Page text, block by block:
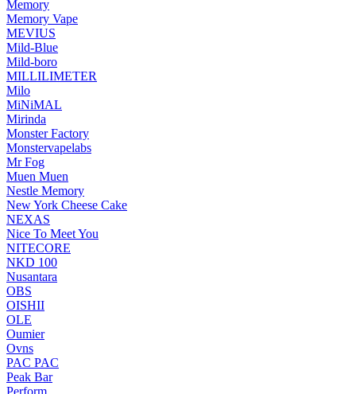
Memory
Memory Vape
MEVIUS
Mild-Blue
Mild-boro
MILLILIMETER
Milo
MiNiMAL
Mirinda
Monster Factory
Monstervapelabs
Mr Fog
Muen Muen
Nestle Memory
New York Cheese Cake
NEXAS
Nice To Meet You
NITECORE
NKD 100
Nusantara
OBS
OISHII
OLE
Oumier
Ovns
PAC PAC
Peak Bar